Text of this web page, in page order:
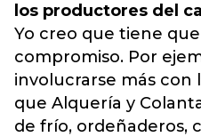
los productores del
Yo creo que tiene
compromiso. Por
involucrarse más con
que Alquería y
de frío, ordeñaderos,